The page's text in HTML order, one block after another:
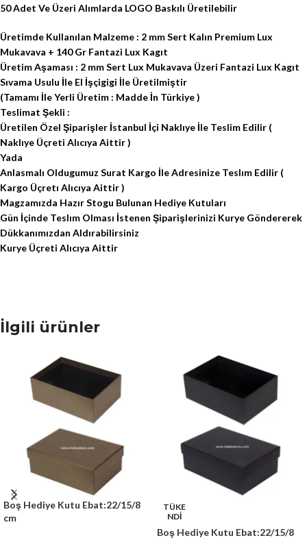
50 Adet Ve Üzeri Alımlarda LOGO Baskılı Üretilebilir
Üretimde Kullanılan Malzeme : 2 mm Sert Kalın Premium Lux
Mukavava + 140 Gr Fantazi Lux Kagıt
Üretim Aşaması : 2 mm Sert Lux Mukavava Üzeri Fantazi Lux Kagıt
Sıvama Usulu İle El İşçigigi İle Üretilmiştir
(Tamamı İle Yerli Üretim : Madde İn Türkiye )
Teslimat Şekli :
Üretilen Özel Şiparişler İstanbul İçi Naklıye İle Teslim Edilir (
Naklıye Üçreti Alıcıya Aittir )
Yada
Anlasmalı Oldugumuz Surat Kargo İle Adresinize Teslım Edilir (
Kargo Üçretı Alıcıya Aittir )
Magzamızda Hazır Stogu Bulunan Hediye Kutuları
Gün İçinde Teslım Olması İstenen Şiparişlerinizi Kurye Göndererek
Dükkanımızdan Aldırabilirsiniz
Kurye Üçreti Alıcıya Aittir
İlgili ürünler
Boş Hediye Kutu Ebat:22/15/8
cm
TÜKE
NDİ
Boş Hediye Kutu Ebat:22/15/8